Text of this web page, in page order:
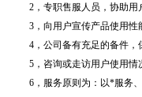
2，专职售服人员，协助
3，向用户宣传产品使用
4，公司备有充足的备件
5，咨询或走访用户使用
6，服务原则为：以*服务